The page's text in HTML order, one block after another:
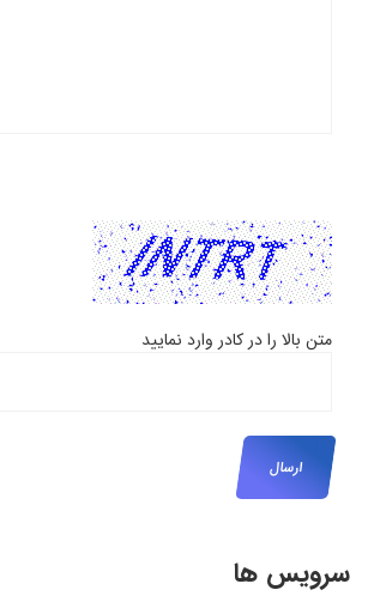
متن بالا را در کادر وارد نمایید
سرویس ها